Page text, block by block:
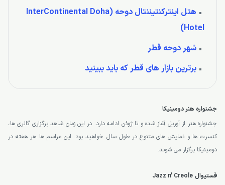
هتل اینترکنتیننتال دوحه (InterContinental Doha
Hotel)
شهر دوحه قطر
برترین بازار های قطر که باید ببینید
جشنواره هنر دومینیکا
جشنواره هنر از آوریل آغاز شده و تا ژوئن ادامه دارد. در این زمان شاهد برگزاری گالری ها،
کنسرت ها و نمایش های متنوع در طول سال خواهید بود. این مراسم ها هر هفته در
دومینیکا برگزار می شوند.
فستیوال Jazz n’ Creole